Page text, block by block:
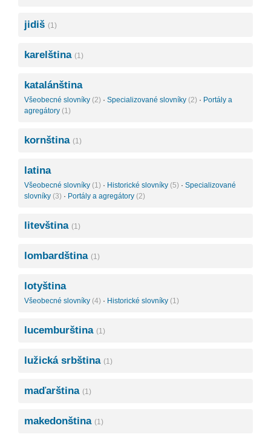
jidiš (1)
karelština (1)
katalánština
Všeobecné slovníky (2) · Specializované slovníky (2) · Portály a
agregátory (1)
kornština (1)
latina
Všeobecné slovníky (1) · Historické slovníky (5) · Specializované
slovníky (3) · Portály a agregátory (2)
litevština (1)
lombardština (1)
lotyština
Všeobecné slovníky (4) · Historické slovníky (1)
lucemburština (1)
lužická srbština (1)
maďarština (1)
makedonština (1)